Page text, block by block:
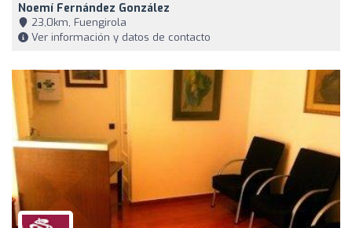
Noemí Fernández González
23,0km, Fuengirola
Ver información y datos de contacto